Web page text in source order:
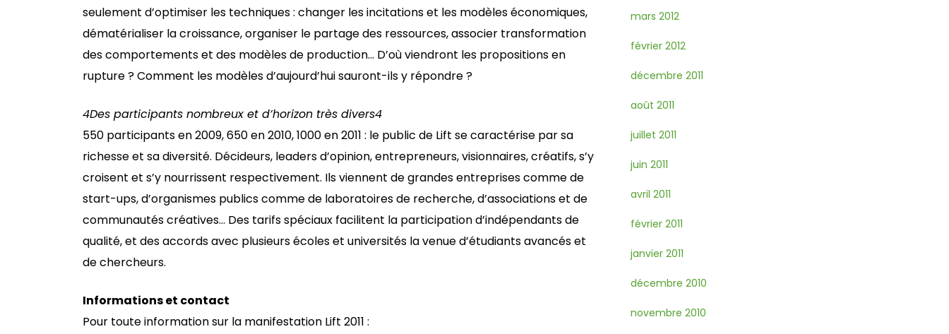
seulement d’optimiser les techniques : changer les incitations et les modèles économiques,
dématérialiser la croissance, organiser le partage des ressources, associer transformation
des comportements et des modèles de production… D’où viendront les propositions en
rupture ? Comment les modèles d’aujourd’hui sauront-ils y répondre ?
4Des participants nombreux et d’horizon très divers4
550 participants en 2009, 650 en 2010, 1000 en 2011 : le public de Lift se caractérise par sa
richesse et sa diversité. Décideurs, leaders d’opinion, entrepreneurs, visionnaires, créatifs, s’y
croisent et s’y nourrissent respectivement. Ils viennent de grandes entreprises comme de
start-ups, d’organismes publics comme de laboratoires de recherche, d’associations et de
communautés créatives… Des tarifs spéciaux facilitent la participation d’indépendants de
qualité, et des accords avec plusieurs écoles et universités la venue d’étudiants avancés et
de chercheurs.
Informations et contact
Pour toute information sur la manifestation Lift 2011 :
mars 2012
février 2012
décembre 2011
août 2011
juillet 2011
juin 2011
avril 2011
février 2011
janvier 2011
décembre 2010
novembre 2010